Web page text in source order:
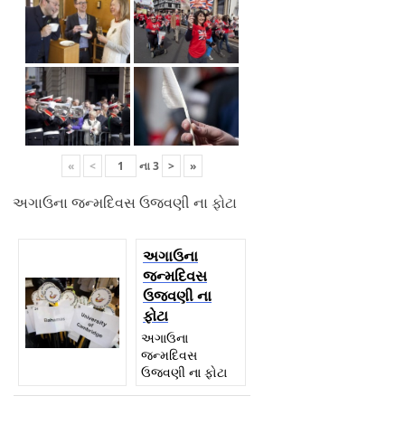
« < ના3 > »
અગાઉના જન્મદિવસ ઉજવણી ના ફોટા
અગાઉના
જન્મદિવસ
ઉજવણી ના
ફોટા
અગાઉના
જન્મદિવસ
ઉજવણી ના ફોટા